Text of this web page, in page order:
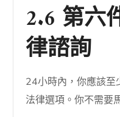
2.6 第六
律諮詢
24小時內，你應該至
法律選項。你不需要